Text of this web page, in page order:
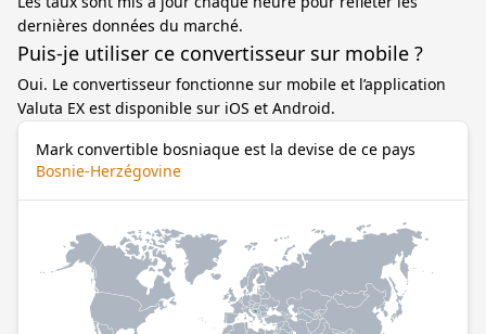
dernières données du marché.
Puis-je utiliser ce convertisseur sur mobile ?
Oui. Le convertisseur fonctionne sur mobile et l’application
Valuta EX est disponible sur iOS et Android.
Mark convertible bosniaque est la devise de ce pays
Bosnie-Herzégovine